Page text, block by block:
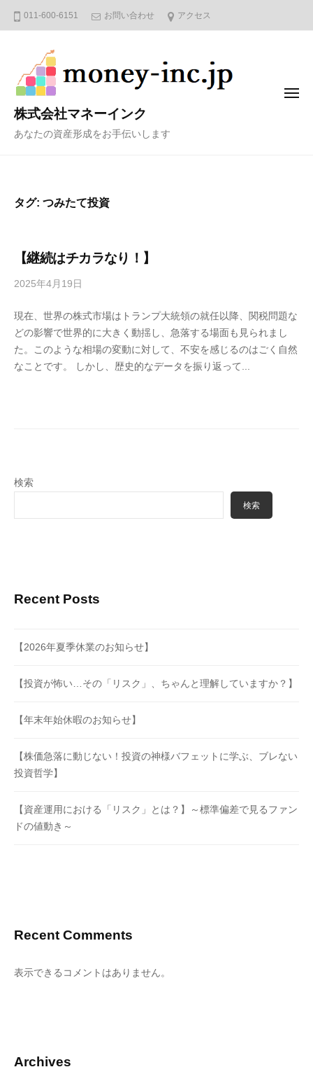
011-600-6151 お問い合わせ アクセス
株式会社マネーインク
あなたの資産形成をお手伝いします
メ
タグ: つみたて投資
【継続はチカラなり！】
2025年4月19日
4
6
3
f
現在、世界の株式市場はトランプ大統領の就任以降、関税問題な
どの影響で世界的に大きく動揺し、急落する場面も見られまし
た。このような相場の変動に対して、不安を感じるのはごく自然
なことです。 しかし、歴史的なデータを振り返って...
検索
検索
Recent Posts
【2026年夏季休業のお知らせ】
【投資が怖い…その「リスク」、ちゃんと理解していますか？】
【年末年始休暇のお知らせ】
【株価急落に動じない！投資の神様バフェットに学ぶ、ブレない
投資哲学】
【資産運用における「リスク」とは？】～標準偏差で見るファン
ドの値動き～
Recent Comments
表示できるコメントはありません。
Archives